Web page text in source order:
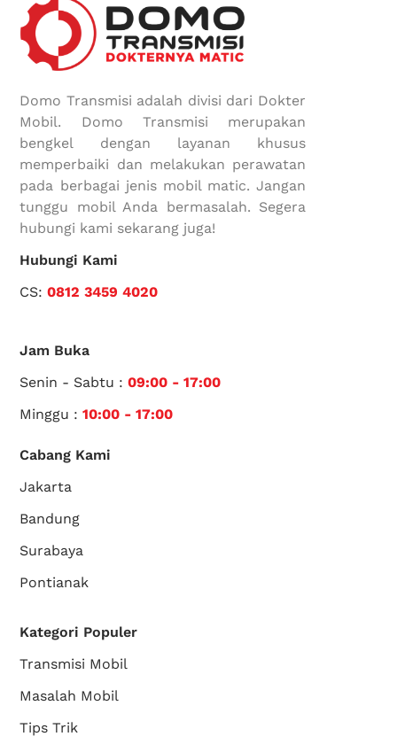
Domo Transmisi adalah divisi dari Dokter
Mobil. Domo Transmisi merupakan
bengkel dengan layanan khusus
memperbaiki dan melakukan perawatan
pada berbagai jenis mobil matic. Jangan
tunggu mobil Anda bermasalah. Segera
hubungi kami sekarang juga!
Hubungi Kami
CS:0812 3459 4020
Jam Buka
Senin - Sabtu :09:00 - 17:00
Minggu :10:00 - 17:00
Cabang Kami
Jakarta
Bandung
Surabaya
Pontianak
Kategori Populer
Transmisi Mobil
Masalah Mobil
Tips Trik